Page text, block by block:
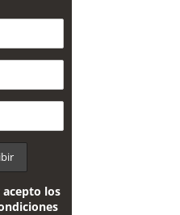
acepto los